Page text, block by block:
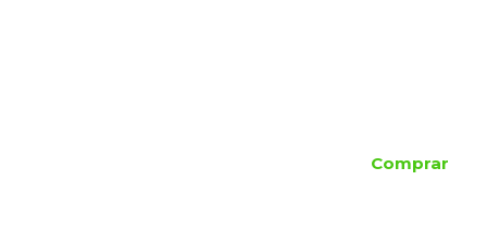
Comprar